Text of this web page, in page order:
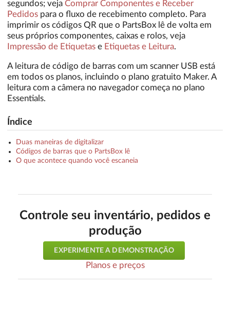
segundos; veja Comprar Componentes e Receber
Pedidos para o fluxo de recebimento completo. Para
imprimir os códigos QR que o PartsBox lê de volta em
seus próprios componentes, caixas e rolos, veja
Impressão de Etiquetas e Etiquetas e Leitura.
A leitura de código de barras com um scanner USB está
em todos os planos, incluindo o plano gratuito Maker. A
leitura com a câmera no navegador começa no plano
Essentials.
Índice
Duas maneiras de digitalizar
Códigos de barras que o PartsBox lê
O que acontece quando você escaneia
Controle seu inventário, pedidos e
produção
EXPERIMENTE A DEMONSTRAÇÃO
Planos e preços